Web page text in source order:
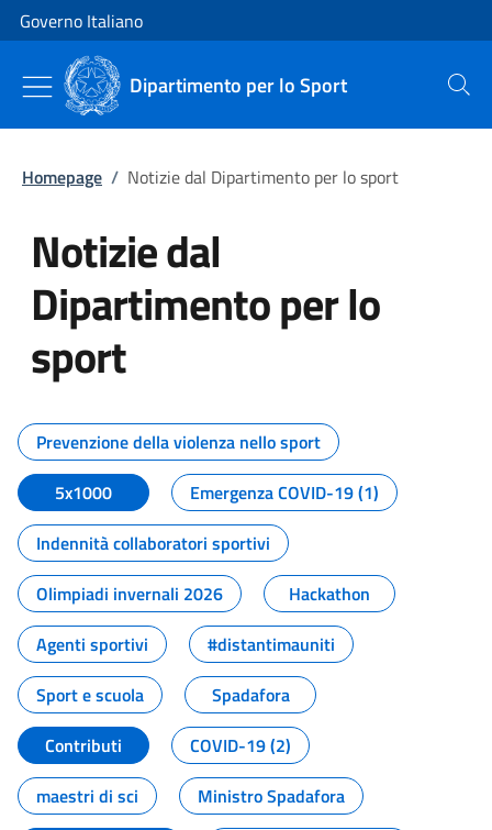
Vai al contenuto
Vai alla navigazione del sito
Governo Italiano
Dipartimento per lo Sport Cerca
Homepage / Notizie dal Dipartimento per lo sport
Notizie dal
Dipartimento per lo
sport
Tutti i contenuti della pagina
Prevenzione della violenza nello sport
5x1000
Emergenza COVID-19 (1)
Indennità collaboratori sportivi
Olimpiadi invernali 2026
Hackathon
Agenti sportivi
#distantimauniti
Sport e scuola
Spadafora
Contributi
COVID-19 (2)
maestri di sci
Ministro Spadafora